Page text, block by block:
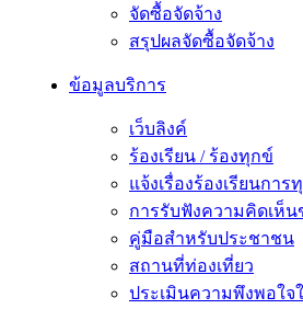
จัดซื้อจัดจ้าง
สรุปผลจัดซื้อจัดจ้าง
ข้อมูลบริการ
เว็บลิงค์
ร้องเรียน / ร้องทุกข์
แจ้งเรื่องร้องเรียนกา
การรับฟังความคิดเห็
คู่มือสำหรับประชาชน
สถานที่ท่องเที่ยว
ประเมินความพึงพอใจ